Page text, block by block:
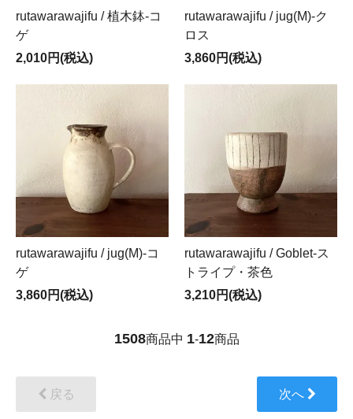
rutawarawajifu / 植木鉢-コ
ゲ
2,010円(税込)
rutawarawajifu / jug(M)-ク
ロス
3,860円(税込)
rutawarawajifu / jug(M)-コ
ゲ
3,860円(税込)
rutawarawajifu / Goblet-ス
トライプ・茶色
3,210円(税込)
1508商品中 1-12商品
戻る 次へ